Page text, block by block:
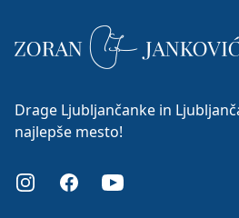
Drage Ljubljančanke in
najlepše mesto!
InstagramFacebookYoutube